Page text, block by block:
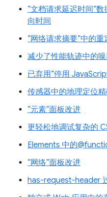
“文档请求延迟时间”
向时间
“网络请求摘要”中的重
减少了性能轨迹中的
已弃用“停用
传感器中的地理定位
“元素”面板改进
更轻松地调试复杂的
Elements 中的
“网络”面板改进
has-request-header